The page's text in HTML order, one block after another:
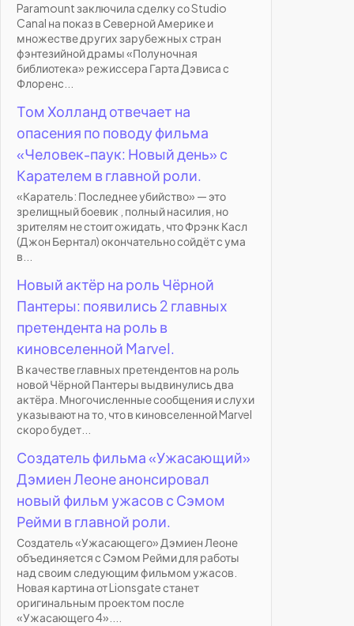
Paramount заключила сделку со Studio
Canal на показ в Северной Америке и
множестве других зарубежных стран
фэнтезийной драмы «Полуночная
библиотека» режиссера Гарта Дэвиса с
Флоренс...
Том Холланд отвечает на
опасения по поводу фильма
«Человек-паук: Новый день» с
Карателем в главной роли.
«Каратель: Последнее убийство» — это
зрелищный боевик , полный насилия, но
зрителям не стоит ожидать, что Фрэнк Касл
(Джон Бернтал) окончательно сойдёт с ума
в...
Новый актёр на роль Чёрной
Пантеры: появились 2 главных
претендента на роль в
киновселенной Marvel.
В качестве главных претендентов на роль
новой Чёрной Пантеры выдвинулись два
актёра. Многочисленные сообщения и слухи
указывают на то, что в киновселенной Marvel
скоро будет...
Создатель фильма «Ужасающий»
Дэмиен Леоне анонсировал
новый фильм ужасов с Сэмом
Рейми в главной роли.
Создатель «Ужасающего» Дэмиен Леоне
объединяется с Сэмом Рейми для работы
над своим следующим фильмом ужасов.
Новая картина от Lionsgate станет
оригинальным проектом после
«Ужасающего 4»....